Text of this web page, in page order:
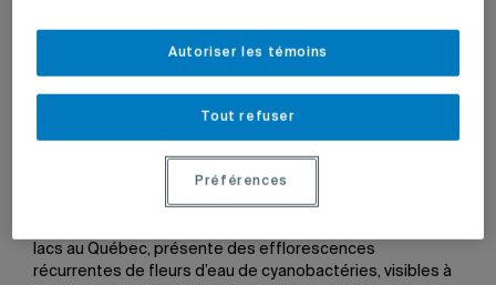
l’environnement pour que celui-ci l’aide à faire la lumière
sur la multiplication des algues bleu-vert», explique la
professeure émérite du Département des sciences
biologiques Dolores Planas, une spécialiste de la
limnologie. Cet appel a donné le coup d’envoi à un
programme de recherche dirigé par la professeure, en
partenariat avec l’ACBVC et la Municipalité de Bromont, et
appuyé par le Service aux collectivités.
lacs au Québec, présente des efflorescences
récurrentes de fleurs d’eau de cyanobactéries, visibles à
Tout refuser
Autoriser les témoins
Préférences